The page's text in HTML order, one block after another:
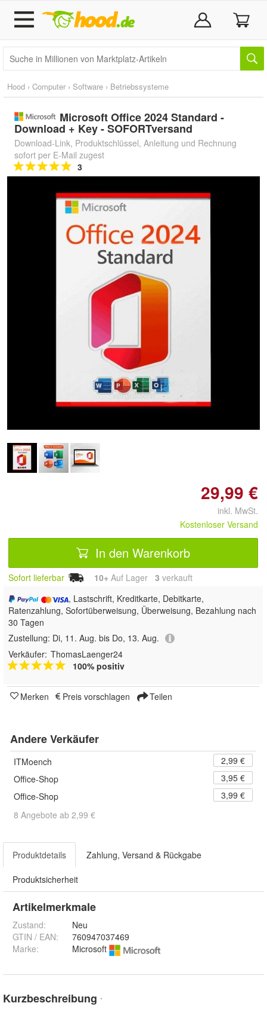
Hood › Computer › Software › Betriebssysteme
Microsoft Office 2024 Standard -
Download + Key - SOFORTversand
Download-Link, Produktschlüssel, Anleitung und Rechnung
sofort per E-Mail zugest
3
Doppelt antippen zum
vergrößern
29,99 €
inkl. MwSt.
Kostenloser Versand
In den Warenkorb
Sofort lieferbar 10+ Auf Lager 3 verkauft
, Lastschrift, Kreditkarte, Debitkarte,
Ratenzahlung, Sofortüberweisung, Überweisung, Bezahlung nach
30 Tagen
Zustellung: Di, 11. Aug. bis Do, 13. Aug.
Verkäufer: ThomasLaenger24
100% positiv
Merken Preis vorschlagen Teilen
Andere Verkäufer
ITMoench
2,99 €
Office-Shop
3,95 €
Office-Shop
3,99 €
8 Angebote ab 2,99 €
Produktdetails Zahlung, Versand & Rückgabe
Produktsicherheit
Artikelmerkmale
Zustand:
Neu
GTIN / EAN:
760947037469
Marke:
Microsoft
Kurzbeschreibung *